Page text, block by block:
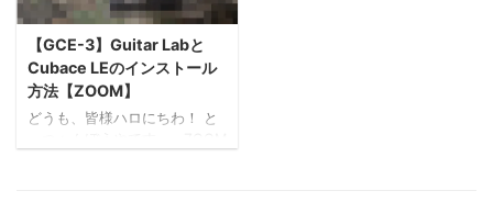
した！ せっかくだから僕の好
きなCAJ(CUSTOM AUDIO
JAPAN)のパッチケーブルを自
作します！ 早速必要な材料と
次 自作パッチケーブルに必要
な工具・材料 材料 ・切り売り
【GCE-3】Guitar Labと
Cubace LEのインストール
方法【ZOOM】
どうも、皆様ハロにちわ！ と